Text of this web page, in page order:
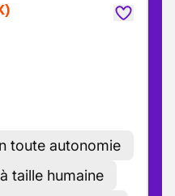
toute autonomie
taille humaine